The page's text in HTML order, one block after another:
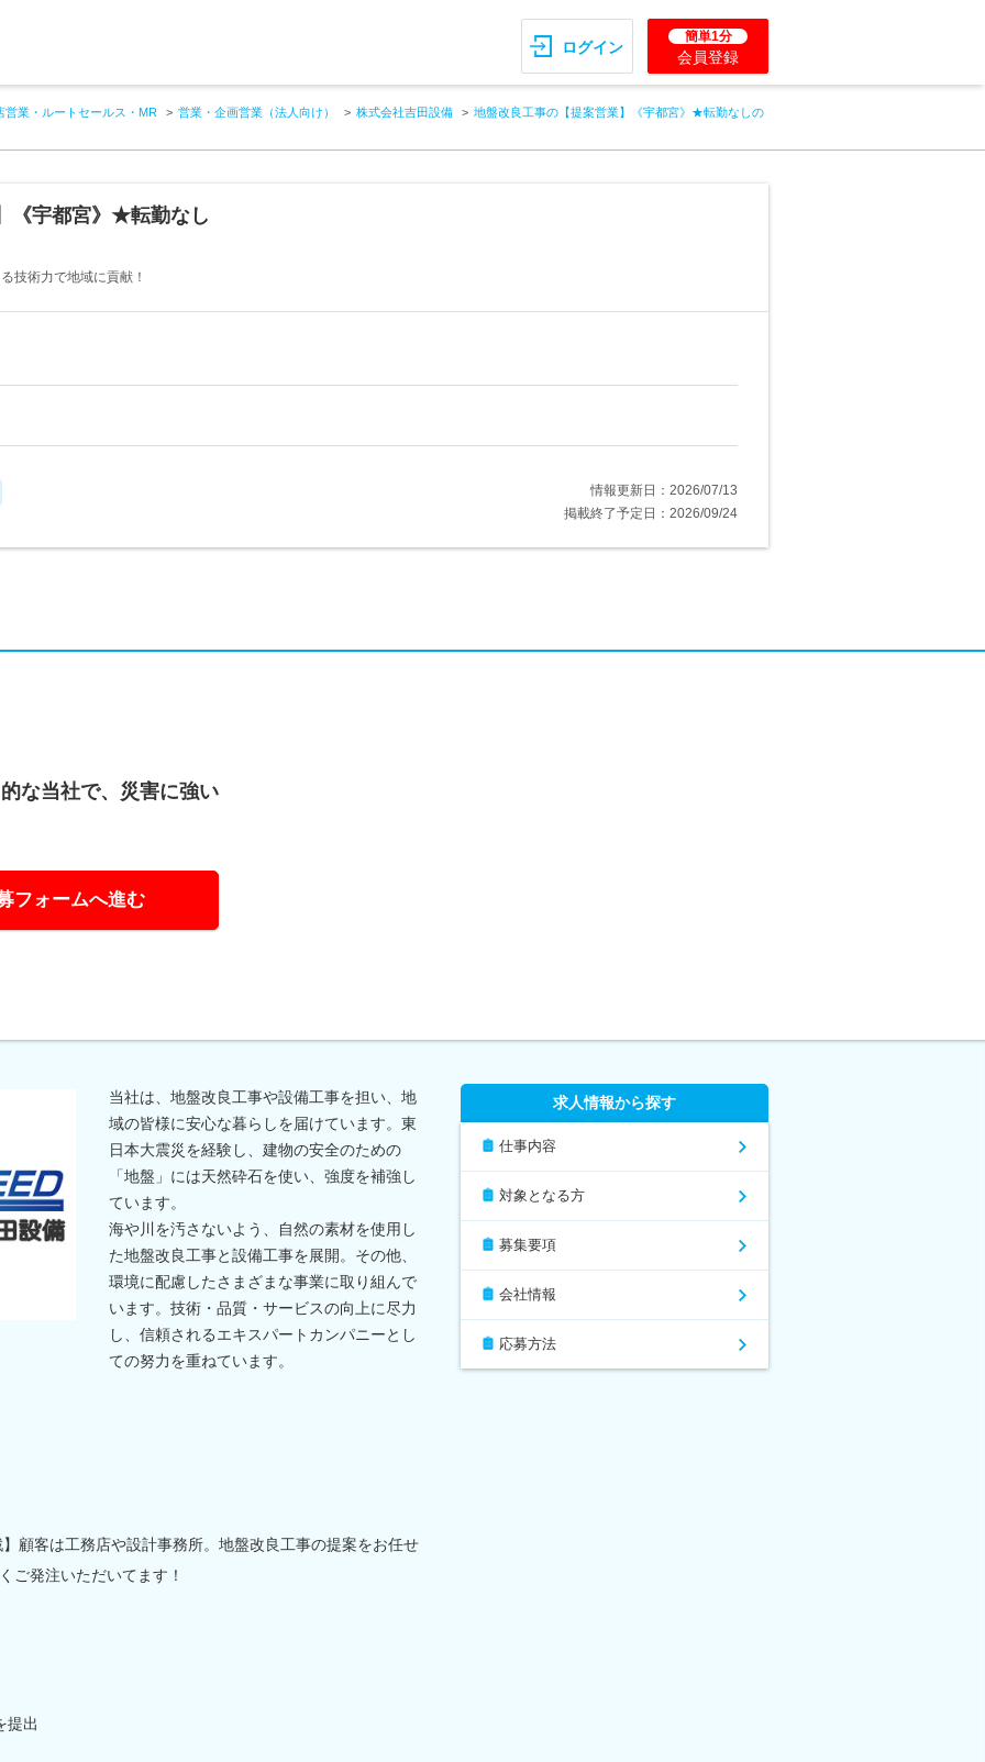
ログイン
簡単1分
会員登録
営業・ルートセールス・MR 営業・企画営業（法人向け） 株式会社吉田設備 地盤改良工事の【提案営業】《宇都宮》★転勤なしの
《宇都宮》★転勤なし
技術力で地域に貢献！
情報更新日：2026/07/13
掲載終了予定日：2026/09/24
な当社で、災害に強い
フォームへ進む
当社は、地盤改良工事や設備工事を担い、地
域の皆様に安心な暮らしを届けています。東
日本大震災を経験し、建物の安全のための
「地盤」には天然砕石を使い、強度を補強し
ています。
海や川を汚さないよう、自然の素材を使用し
た地盤改良工事と設備工事を展開。その他、
環境に配慮したさまざまな事業に取り組んで
います。技術・品質・サービスの向上に尽力
し、信頼されるエキスパートカンパニーとし
ての努力を重ねています。
顧客は工務店や設計事務所。地盤改良工事の提案をお任せ
ご発注いただいてます！
提出
求人情報から探す
仕事内容
対象となる方
募集要項
会社情報
応募方法